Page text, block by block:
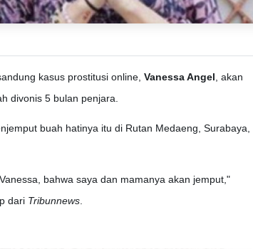
kasus prostitusi online, Vanessa Angel , akan
divonis 5 bulan penjara.
buah hatinya itu di Rutan Medaeng, Surabaya,
bahwa saya dan mamanya akan jemput,"
dari Tribunnews.